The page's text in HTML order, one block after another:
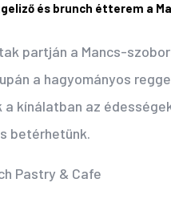
és brunch étterem a
partján a Mancs-
a hagyományos
a kínálatban az
betérhetünk.
Pastry & Cafe